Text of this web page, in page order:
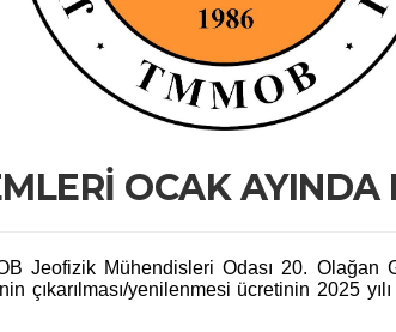
OCAK AYINDA
Jeofizik Mühendisleri Odası 20. Olağan
çıkarılması/yenilenmesi ücretinin 2025